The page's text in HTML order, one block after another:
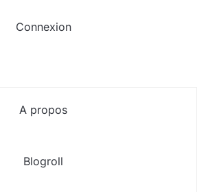
Connexion
A propos
Blogroll